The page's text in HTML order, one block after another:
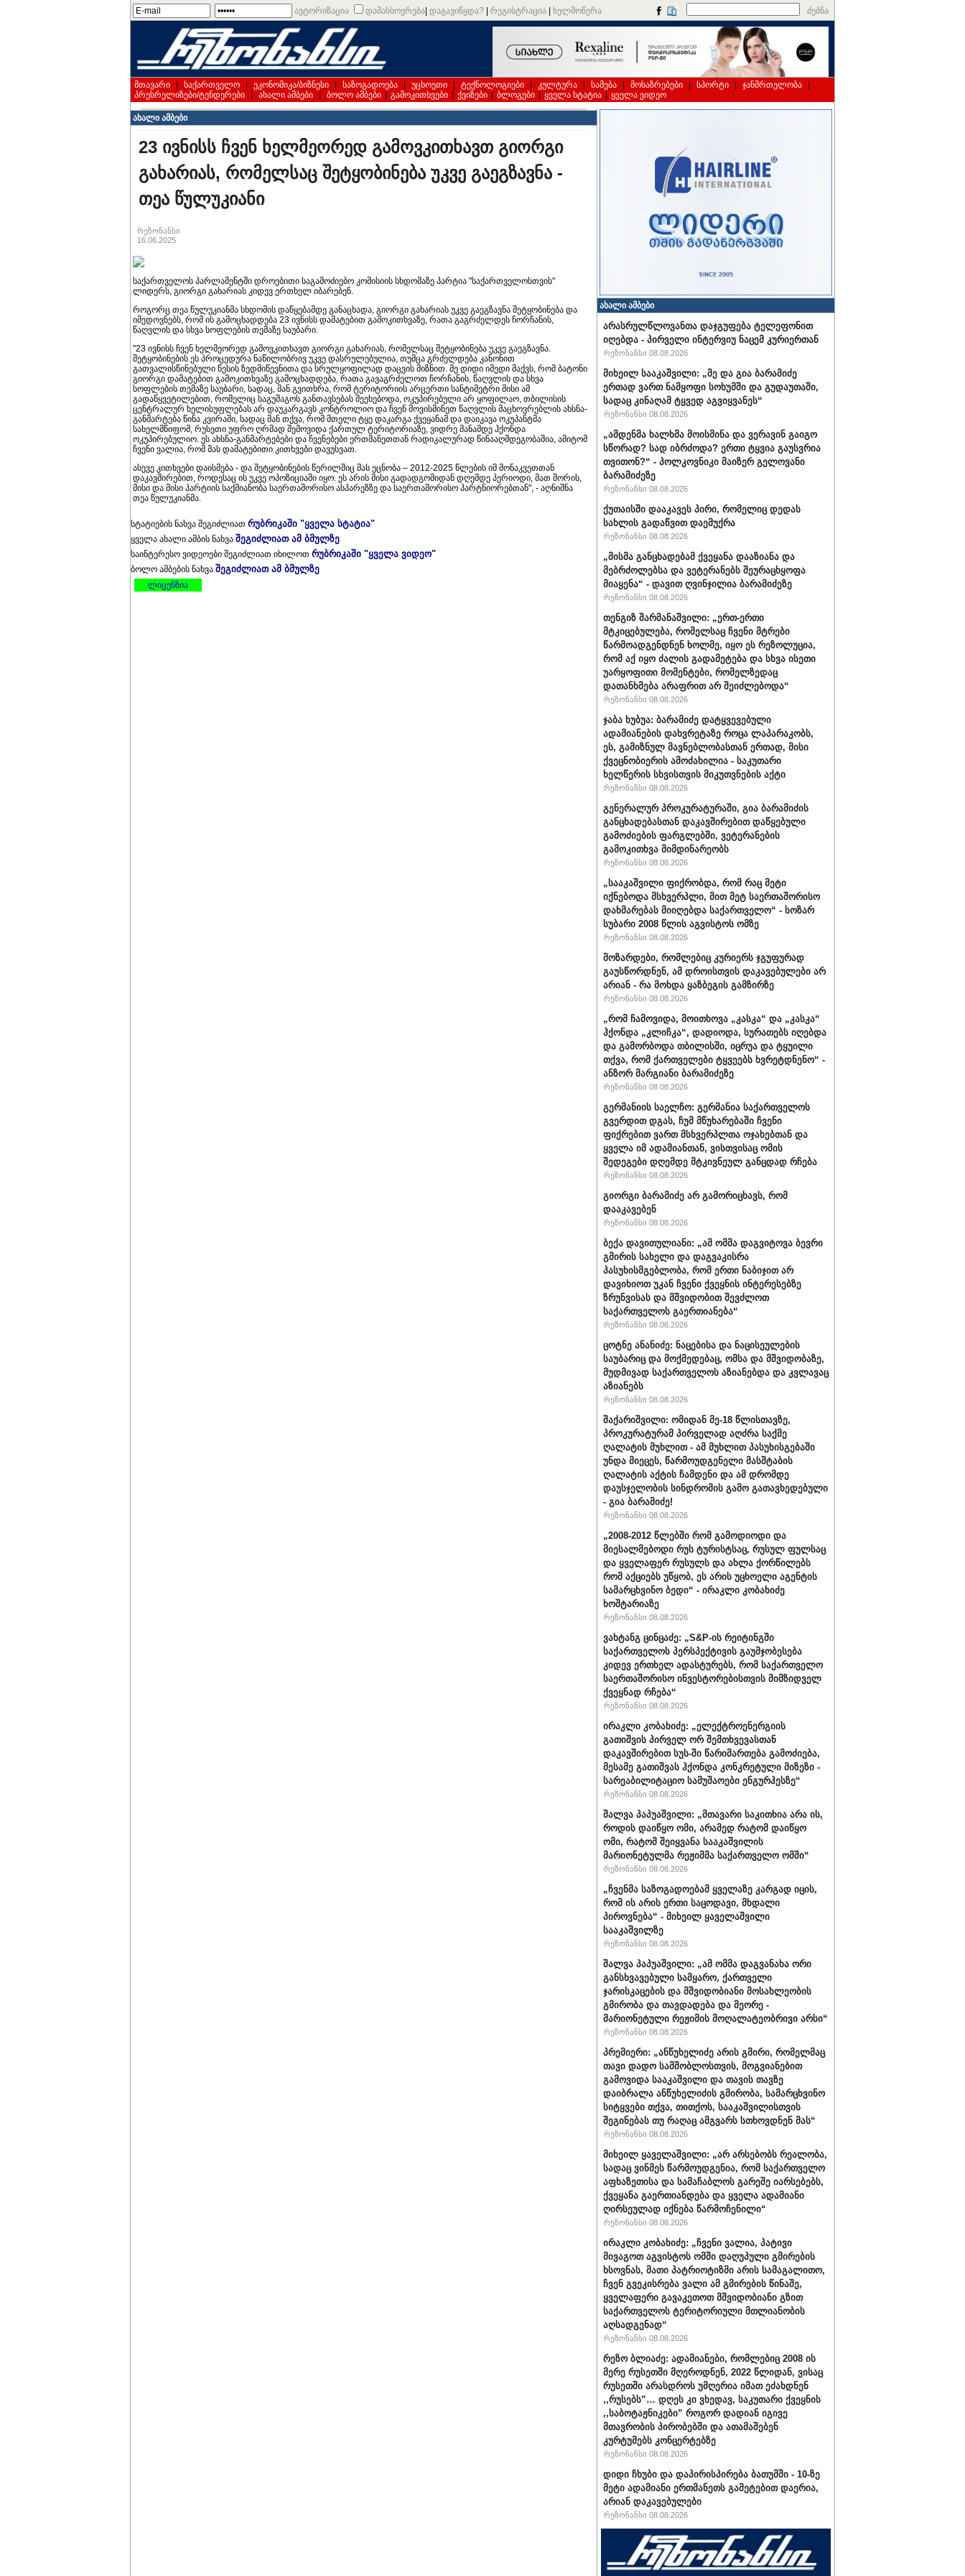
ავტორიზაცია დამახსოვრება დაგავიწყდა? რეგისტრაცია ხელმოწერა ძებნა
მთავარი საქართველო ეკონომიკა/ბიზნესი საზოგადოება უცხოეთი ტექნოლოგიები კულტურა სამება მოსაზრებები სპორტი ჯანმრთელობა
პრესრელიზები/ტენდერები
ახალი ამბები ბოლო ამბები გამოკითხვები ქვიზები ბლოგები ყველა სტატია ყველა ვიდეო
ახალი ამბები
23 ივნისს ჩვენ ხელმეორედ გამოვკითხავთ გიორგი
გახარიას, რომელსაც შეტყობინება უკვე გაეგზავნა -
თეა წულუკიანი
რეზონანსი
16.06.2025
საქართველოს პარლამენტში დროებითი საგამოძიებო კომისიის სხდომაზე პარტია "საქართველოსთვის"
ლიდერს, გიორგი გახარიას კიდევ ერთხელ იბარებენ.
როგორც თეა წულუკიანმა სხდომის დაწყებამდე განაცხადა, გიორგი გახარიას უკვე გაეგზავნა შეტყობინება და
იმედოვნებს, რომ ის გამოცხადდება 23 ივნისს დამატებით გამოკითხვაზე, რათა გაგრძელდეს ჩორჩანის,
წაღვლის და სხვა სოფლების თემაზე საუბარი.
"23 ივნისს ჩვენ ხელმეორედ გამოვკითხავთ გიორგი გახარიას, რომელსაც შეტყობინება უკვე გაეგზავნა.
შეტყობინების ეს პროცედურა ნაწილობრივ უკვე დასრულებულია, თუმცა გრძელდება კანონით
გათვალისწინებული წესის ზედმიწევნითა და სრულყოფილად დაცვის მიზნით. მე დიდი იმედი მაქვს, რომ ბატონი
გიორგი დამატებით გამოკითხვაზე გამოცხადდება, რათა გავაგრძელოთ ჩორჩანის, წაღვლის და სხვა
სოფლების თემაზე საუბარი, სადაც, მან გვითხრა, რომ ტერიტორიის არცერთი სანტიმეტრი მისი ამ
გადაწყვეტილებით, რომელიც საგუშაგოს განთავსებას შეეხებოდა, ოკუპირებული არ ყოფილაო, თბილისის
ცენტრალურ ხელისუფლებას არ დაუკარგავს კონტროლიო და ჩვენ მოვისმინეთ წაღვლის მაცხოვრებლის ახსნა-
განმარტება წინა კვირაში, სადაც მან თქვა, რომ მთელი ტყე დაკარგა ქვეყანამ და დაიკავა ოკუპანტმა
სახელმწიფომ, რუსეთი უფრო ღრმად შემოვიდა ქართულ ტერიტორიაზე, ვიდრე მანამდე ჰქონდა
ოკუპირებულიო. ეს ახსნა-განმარტებები და ჩვენებები ერთმანეთთან რადიკალურად წინააღმდეგობაშია, ამიტომ
ჩვენი ვალია, რომ მას დამატებითი კითხვები დავუსვათ.
ასევე კითხვები დაისმება - და შეტყობინების წერილშიც მას ეცნობა – 2012-2025 წლების იმ მონაკვეთთან
დაკავშირებით, როდესაც ის უკვე ოპოზიციაში იყო. ეს არის მისი გადადგომიდან დღემდე პერიოდი, მათ შორის,
მისი და მისი პარტიის საქმიანობა საერთაშორისო ასპარეზზე და საერთაშორისო პარტნიორებთან", - აღნიშნა
თეა წულუკიანმა.
სტატიების ნახვა შეგიძლიათ რუბრიკაში "ყველა სტატია"
ყველა ახალი ამბის ნახვა შეგიძლიათ ამ ბმულზე
საინტერესო ვიდეოები შეგიძლიათ იხილოთ რუბრიკაში "ყველა ვიდეო"
ბოლო ამბების ნახვა შეგიძლიათ ამ ბმულზე
ლიცენზია
ახალი ამბები
არასრულწლოვანთა დაჯგუფება ტელეფონით
იღებდა - პირველი ინტერვიუ ნაცემ კურიერთან
რეზონანსი 08.08.2026
მიხეილ სააკაშვილი: „მე და გია ბარამიძე
ერთად ვართ ნამყოფი სოხუმში და გუდაუთაში,
სადაც კინაღამ ტყვედ აგვიყვანეს“
რეზონანსი 08.08.2026
„ამდენმა ხალხმა მოისმინა და ვერავინ გაიგო
სწორად? სად იბრძოდა? ერთი ტყვია გაუსვრია
თვითონ?“ - პოლკოვნიკი მაიზერ გელოვანი
ბარამიძეზე
რეზონანსი 08.08.2026
ქუთაისში დააკავეს პირი, რომელიც დედას
სახლის გადაწვით დაემუქრა
რეზონანსი 08.08.2026
„მისმა განცხადებამ ქვეყანა დააზიანა და
მებრძოლებსა და ვეტერანებს შეურაცხყოფა
მიაყენა“ - დავით ღვინჯილია ბარამიძეზე
რეზონანსი 08.08.2026
თენგიზ შარმანაშვილი: „ერთ-ერთი
მტკიცებულება, რომელსაც ჩვენი მტრები
წარმოადგენდნენ ხოლმე, იყო ეს რეზოლუცია,
რომ აქ იყო ძალის გადამეტება და სხვა ისეთი
უარყოფითი მომენტები, რომელზედაც
დათანხმება არაფრით არ შეიძლებოდა“
რეზონანსი 08.08.2026
ჯაბა ხუბუა: ბარამიძე დატყვევებული
ადამიანების დახვრეტაზე როცა ლაპარაკობს,
ეს, გამიზნულ მავნებლობასთან ერთად, მისი
ქვეცნობიერის ამოძახილია - საკუთარი
ხელწერის სხვისთვის მიკუთვნების აქტი
რეზონანსი 08.08.2026
გენერალურ პროკურატურაში, გია ბარამიძის
განცხადებასთან დაკავშირებით დაწყებული
გამოძიების ფარგლებში, ვეტერანების
გამოკითხვა მიმდინარეობს
რეზონანსი 08.08.2026
„სააკაშვილი ფიქრობდა, რომ რაც მეტი
იქნებოდა მსხვერპლი, მით მეტ საერთაშორისო
დახმარებას მიიღებდა საქართველო“ - სოზარ
სუბარი 2008 წლის აგვისტოს ომზე
რეზონანსი 08.08.2026
მოზარდები, რომლებიც კურიერს ჯგუფურად
გაუსწორდნენ, ამ დროისთვის დაკავებულები არ
არიან - რა მოხდა ყაზბეგის გამზირზე
რეზონანსი 08.08.2026
„რომ ჩამოვიდა, მოითხოვა „კასკა“ და „კასკა“
ჰქონდა „კლიჩკა“, დადიოდა, სურათებს იღებდა
და გამორბოდა თბილისში, იცრუა და ტყუილი
თქვა, რომ ქართველები ტყვეებს ხვრეტდნენო“ -
ანზორ მარგიანი ბარამიძეზე
რეზონანსი 08.08.2026
გერმანიის საელჩო: გერმანია საქართველოს
გვერდით დგას, ჩუმ მწუხარებაში ჩვენი
ფიქრებით ვართ მსხვერპლთა ოჯახებთან და
ყველა იმ ადამიანთან, ვისთვისაც ომის
შედეგები დღემდე მტკივნეულ განცდად რჩება
რეზონანსი 08.08.2026
გიორგი ბარამიძე არ გამორიცხავს, რომ
დააკავებენ
რეზონანსი 08.08.2026
ბექა დავითულიანი: „ამ ომმა დაგვიტოვა ბევრი
გმირის სახელი და დაგვაკისრა
პასუხისმგებლობა, რომ ერთი ნაბიჯით არ
დავიხიოთ უკან ჩვენი ქვეყნის ინტერესებზე
ზრუნვისას და მშვიდობით შევძლოთ
საქართველოს გაერთიანება“
რეზონანსი 08.08.2026
ცოტნე ანანიძე: ნაცებისა და ნაცისეულების
საუბარიც და მოქმედებაც, ომსა და მშვიდობაზე,
მუდმივად საქართველოს აზიანებდა და კვლავაც
აზიანებს
რეზონანსი 08.08.2026
შაქარიშვილი: ომიდან მე-18 წლისთავზე,
პროკურატურამ პირველად აღძრა საქმე
ღალატის მუხლით - ამ მუხლით პასუხისგებაში
უნდა მიეცეს, წარმოუდგენელი მასშტაბის
ღალატის აქტის ჩამდენი და ამ დრომდე
დაუსჯელობის სინდრომის გამო გათავხედებული
- გია ბარამიძე!
რეზონანსი 08.08.2026
„2008-2012 წლებში რომ გამოდიოდი და
მიესალმებოდი რუს ტურისტსაც, რუსულ ფულსაც
და ყველაფერ რუსულს და ახლა ქორწილებს
რომ აქციებს უწყობ, ეს არის უცხოელი აგენტის
სამარცხვინო ბედი“ - ირაკლი კობახიძე
ხოშტარიაზე
რეზონანსი 08.08.2026
ვახტანგ ცინცაძე: „S&P-ის რეიტინგში
საქართველოს პერსპექტივის გაუმჯობესება
კიდევ ერთხელ ადასტურებს, რომ საქართველო
საერთაშორისო ინვესტორებისთვის მიმზიდველ
ქვეყნად რჩება“
რეზონანსი 08.08.2026
ირაკლი კობახიძე: „ელექტროენერგიის
გათიშვის პირველ ორ შემთხვევასთან
დაკავშირებით სუს-ში წარიმართება გამოძიება,
მესამე გათიშვას ჰქონდა კონკრეტული მიზეზი -
სარეაბილიტაციო სამუშაოები ენგურჰესზე“
რეზონანსი 08.08.2026
შალვა პაპუაშვილი: „მთავარი საკითხია არა ის,
როდის დაიწყო ომი, არამედ რატომ დაიწყო
ომი, რატომ შეიყვანა სააკაშვილის
მარიონეტულმა რეჟიმმა საქართველო ომში“
რეზონანსი 08.08.2026
„ჩვენმა საზოგადოებამ ყველაზე კარგად იცის,
რომ ის არის ერთი საცოდავი, მხდალი
პიროვნება“ - მიხეილ ყაველაშვილი
სააკაშვილზე
რეზონანსი 08.08.2026
შალვა პაპუაშვილი: „ამ ომმა დაგვანახა ორი
განსხვავებული სამყარო, ქართველი
ჯარისკაცების და მშვიდობიანი მოსახლეობის
გმირობა და თავდადება და მეორე -
მარიონეტული რეჟიმის მოღალატეობრივი არსი“
რეზონანსი 08.08.2026
პრემიერი: „ანწუხელიძე არის გმირი, რომელმაც
თავი დადო სამშობლოსთვის, მოგვიანებით
გამოვიდა სააკაშვილი და თავის თავზე
დაიბრალა ანწუხელიძის გმირობა, სამარცხვინო
სიტყვები თქვა, თითქოს, სააკაშვილისთვის
შეგინებას თუ რაღაც ამგვარს სთხოვდნენ მას“
რეზონანსი 08.08.2026
მიხეილ ყაველაშვილი: „არ არსებობს რეალობა,
სადაც ვინმეს წარმოუდგენია, რომ საქართველო
აფხაზეთისა და სამაჩაბლოს გარეშე იარსებებს,
ქვეყანა გაერთიანდება და ყველა ადამიანი
ღირსეულად იქნება წარმოჩენილი“
რეზონანსი 08.08.2026
ირაკლი კობახიძე: „ჩვენი ვალია, პატივი
მივაგოთ აგვისტოს ომში დაღუპული გმირების
ხსოვნას, მათი პატრიოტიზმი არის სამაგალითო,
ჩვენ გვეკისრება ვალი ამ გმირების წინაშე,
ყველაფერი გავაკეთოთ მშვიდობიანი გზით
საქართველოს ტერიტორიული მთლიანობის
აღსადგენად“
რეზონანსი 08.08.2026
რეზო ბლიაძე: ადამიანები, რომლებიც 2008 ის
მერე რუსეთში მღეროდნენ, 2022 წლიდან, ვისაც
რუსეთში არასდროს უმღერია იმათ ეძახდნენ
,,რუსებს”… დღეს კი ვხედავ, საკუთარი ქვეყნის
,,საბოტაჟნიკები” როგორ დადიან იგივე
მთავრობის პირობებში და ათამაშებენ
კურტუმებს კონცერტებზე
რეზონანსი 08.08.2026
დიდი ჩხუბი და დაპირისპირება ბათუმში - 10-ზე
მეტი ადამიანი ერთმანეთს გამეტებით დაერია,
არიან დაკავებულები
რეზონანსი 08.08.2026